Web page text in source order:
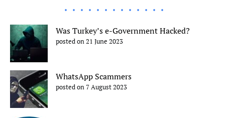
Was Turkey’s e-Government Hacked?
posted on 21 June 2023
WhatsApp Scammers
posted on 7 August 2023